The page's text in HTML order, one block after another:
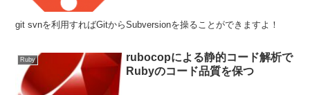
git svnを利用すればGitからSubversionを操ることができますよ！
Ruby
rubocopによる静的コード解析で
Rubyのコード品質を保つ